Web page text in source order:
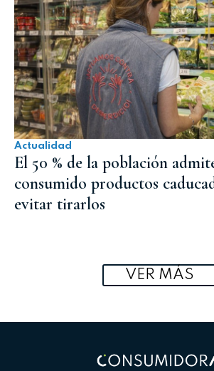
Actualidad
El 50 % de la población
consumido productos
evitar tirarlos
VER MÁS